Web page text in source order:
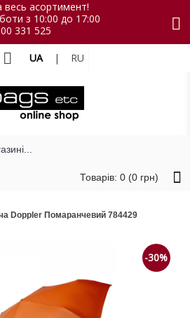
весь асортимент!
з 10:00 до 17:00
331 525
UA | RU
Товарів: 0 (0 грн)
Doppler Помаранчевий 784429
-30%